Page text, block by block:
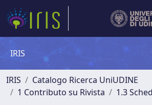
IRIS
IRIS
Catalogo Ricerca UniUDINE
1 Contributo su Rivista
1.3